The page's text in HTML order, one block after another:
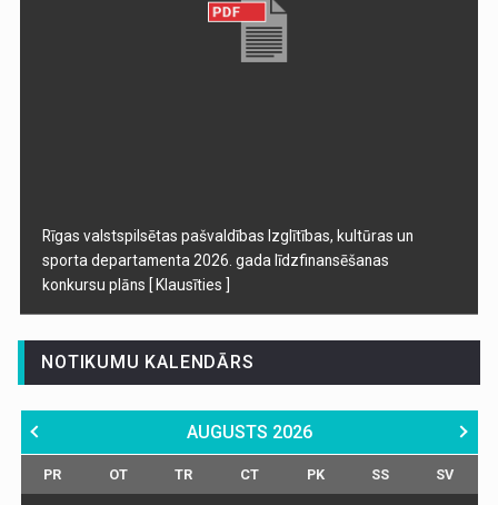
Rīgas valstspilsētas pašvaldības Izglītības, kultūras un
sporta departamenta 2026. gada līdzfinansēšanas
konkursu plāns [ Klausīties ]
NOTIKUMU KALENDĀRS
AUGUSTS 2026
PR OT TR CT PK SS SV